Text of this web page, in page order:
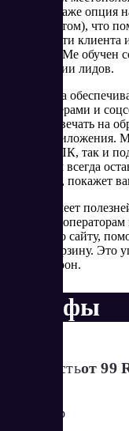
(имеется даже опция
сайта текстом), что
потребности
того, Talk-Me обучен
сегментации лидов.
Программа
мессенджерами и
быстро отвечать на
другие приложения.
офисном ПК, так и
тем самым всегда
узнает его, покажет
Сервис имеет
позволяет
клиента по сайту,
товар в корзину.
обеих сторон.
Тарифы
Стоимостьот 99
1 оператор